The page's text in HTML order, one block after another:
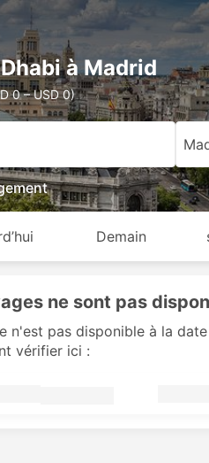
à Madrid
0 – USD 0)
Demain
ne sont pas
n'est pas disponible à la
vérifier ici :